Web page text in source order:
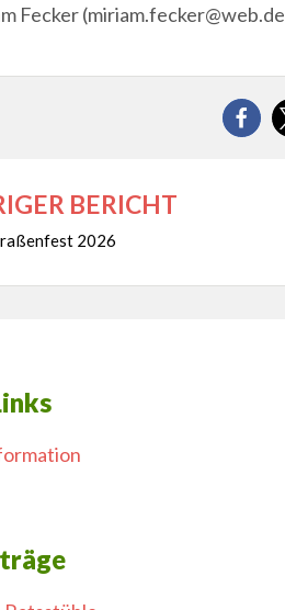
Fecker (miriam.fecker@web.de
BERICHT
2026